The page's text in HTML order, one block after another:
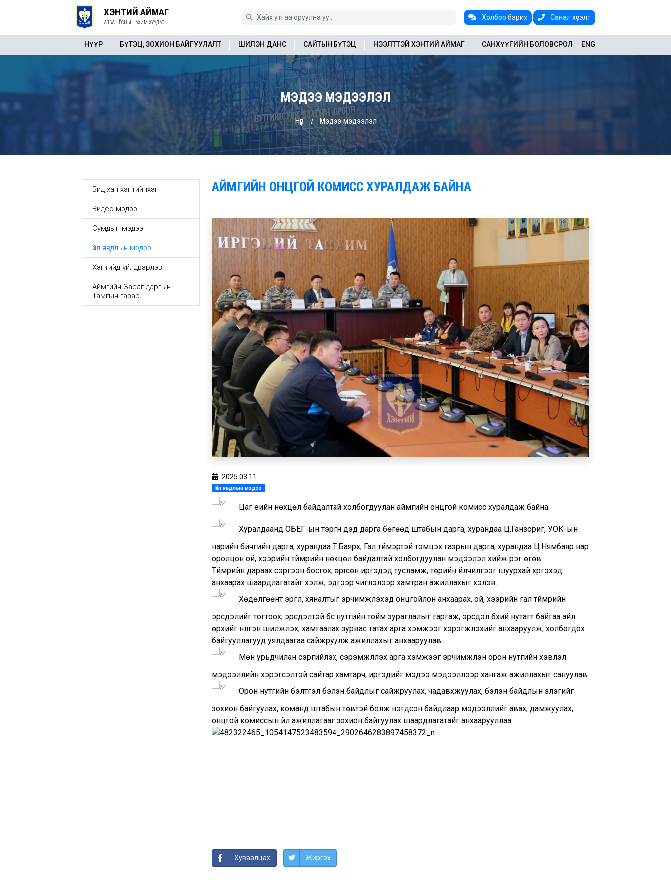
Холбоо барих Санал хүсэлт
ХЭНТИЙ АЙМАГ
АЛБАН ЁСНЫ ЦАХИМ ХУУДАС
ENG
НҮҮР БҮТЭЦ, ЗОХИОН БАЙГУУЛАЛТ ШИЛЭН ДАНС САЙТЫН БҮТЭЦ НЭЭЛТТЭЙ ХЭНТИЙ АЙМАГ САНХҮҮГИЙН БОЛОВСРОЛ
МЭДЭЭ МЭДЭЭЛЭЛ
Нүүр Мэдээ мэдээлэл
Бид хан хэнтийнхэн
Видео мэдээ
Сумдын мэдээ
Үйл явдлын мэдээ
Хэнтийд үйлдвэрлэв
Аймгийн Засаг даргын
Тамгын газар
АЙМГИЙН ОНЦГОЙ КОМИСС ХУРАЛДАЖ БАЙНА
2025.03.11
Үйл явдлын мэдээ
Цаг үеийн нөхцөл байдалтай холбогдуулан аймгийн онцгой комисс хуралдаж байна.
Хуралдаанд ОБЕГ-ын тэргүүн дэд дарга бөгөөд штабын дарга, хурандаа Ц.Ганзориг, УОК-ын
нарийн бичгийн дарга, хурандаа Т.Баярхүү, Гал түймэртэй тэмцэх газрын дарга, хурандаа Ц.Нямбаяр нар
оролцон ой, хээрийн түймрийн нөхцөл байдалтай холбогдуулан мэдээлэл хийж үүрэг өгөв.
Түймрийн дараах сэргээн босгох, өртсөн иргэдэд тусламж, төрийн үйлчилгээг шуурхай хүргэхэд
анхаарах шаардлагатайг хэлж, эдгээр чиглэлээр хамтран ажиллахыг хэлэв.
Хөдөлгөөнт эргүүл, хяналтыг эрчимжүүлэхэд онцгойлон анхаарах, ой, хээрийн гал түймрийн
эрсдэлийг тогтоох, эрсдэлтэй бүс нутгийн тойм зураглалыг гаргаж, эрсдэл бүхий нутагт байгаа айл
өрхийг нүүлгэн шилжүүлэх, хамгаалах зурвас татах арга хэмжээг хэрэгжүүлэхийг анхааруулж, холбогдох
байгууллагууд уялдаагаа сайжруулж ажиллахыг анхааруулав.
Мөн урьдчилан сэргийлэх, сэрэмжлүүлэх арга хэмжээг эрчимжүүлэн орон нутгийн хэвлэл
мэдээллийн хэрэгсэлтэй сайтар хамтарч, иргэдийг мэдээ мэдээллээр хангаж ажиллахыг сануулав.
Орон нутгийн бэлтгэл бэлэн байдлыг сайжруулах, чадавхжуулах, бэлэн байдлын үзлэгийг
зохион байгуулах, команд штабын төвтэй болж нэгдсэн байдлаар мэдээллийг авах, дамжуулах,
онцгой комиссын үйл ажиллагааг зохион байгуулах шаардлагатайг анхаарууллаа.
Хуваалцах Жиргэх